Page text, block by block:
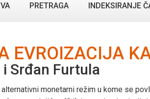
PRETRAGA INDEKSIRANJE
EVROIZACIJA
Srđan Furtula
monetarni režim u kome se